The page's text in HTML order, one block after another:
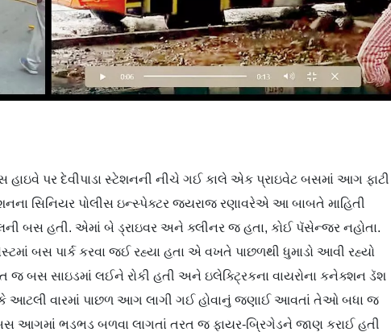
હાઇવે પર દેવીપાડા સ્ટેશનની નીચે ગઈ કાલે એક પ્રાઇવેટ બસમાં આગ ફાટી
સિનિયર પોલીસ ઇન્સ્પેક્ટર જયરાજ રણાવરેએ આ બાબતે માહિતી
બસ હતી. એમાં બે ડ્રાઇવર અને ક્લીનર જ હતા, કોઈ પૅસેન્જર નહોતા.
બસ પાર્ક કરવા જઈ રહ્યા હતા એ વખતે પાછળથી ધુમાડો આવી રહ્યો
જ બસ સાઇડમાં લઈને રોકી હતી અને ઇલેક્ટ્રિકના વાયરોના કનેક્શન ડૅશ
આટલી વારમાં પાછળ આગ લાગી ગઈ હોવાનું જણાઈ આવતાં તેઓ બધા જ
આગમાં ભડભડ બળવા લાગતાં તરત જ ફાયર-બ્રિગેડને જાણ કરાઈ હતી